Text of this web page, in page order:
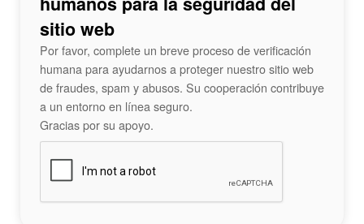
sitio web
Por favor, complete un breve proceso de verificación
humana para ayudarnos a proteger nuestro sitio web
de fraudes, spam y abusos. Su cooperación contribuye
a un entorno en línea seguro.
Gracias por su apoyo.